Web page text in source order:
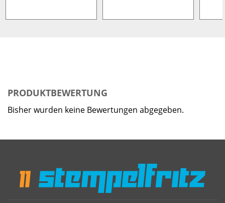
PRODUKTBEWERTUNG
Bisher wurden keine Bewertungen abgegeben.